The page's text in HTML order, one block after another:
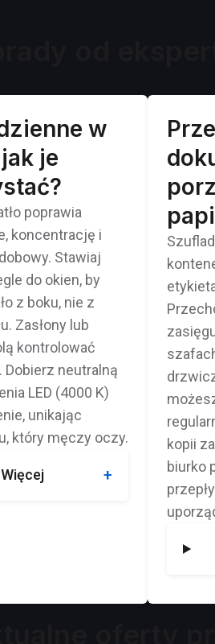
w
je
poprawia
koncentrację i
Stawiaj
do okien, by
z boku, nie z
Zasłony lub
kontrolować
neutralną
LED (4000 K)
unikając
który męczy oczy.
Więcej
kopii
biurko